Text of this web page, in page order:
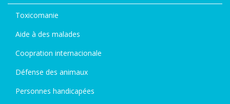
Toxicomanie
Aide à des malades
Coopration internacionale
Défense des animaux
Personnes handicapées